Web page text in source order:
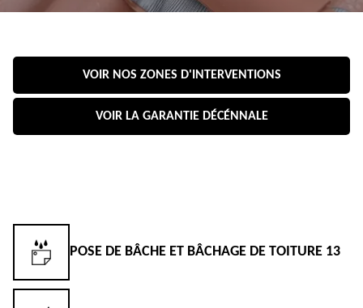
VOIR NOS ZONES D'INTERVENTIONS
VOIR LA GARANTIE DÉCÉNNALE
POSE DE BÂCHE ET BÂCHAGE DE TOITURE 13